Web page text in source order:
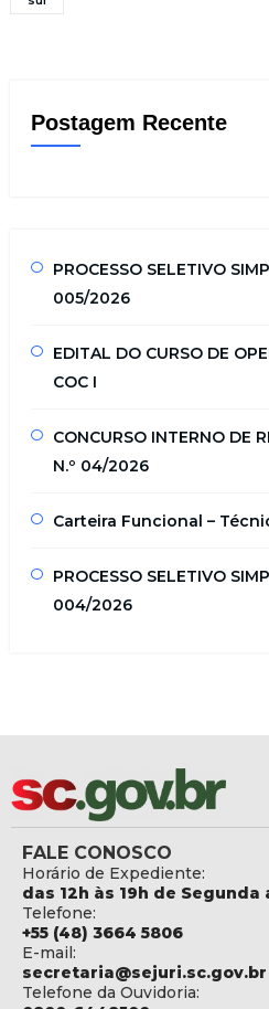
Postagem Recente
PROCESSO SELETIVO
005/2026
EDITAL DO CURSO DE
COC I
CONCURSO INTERNO DE
N.º 04/2026
Carteira Funcional –
PROCESSO SELETIVO
004/2026
FALE CONOSCO
Horário de Expediente:
das 12h às 19h de Segunda
Telefone:
+55 (48) 3664 5806
E-mail:
secretaria@sejuri.sc.gov.br
Telefone da Ouvidoria: